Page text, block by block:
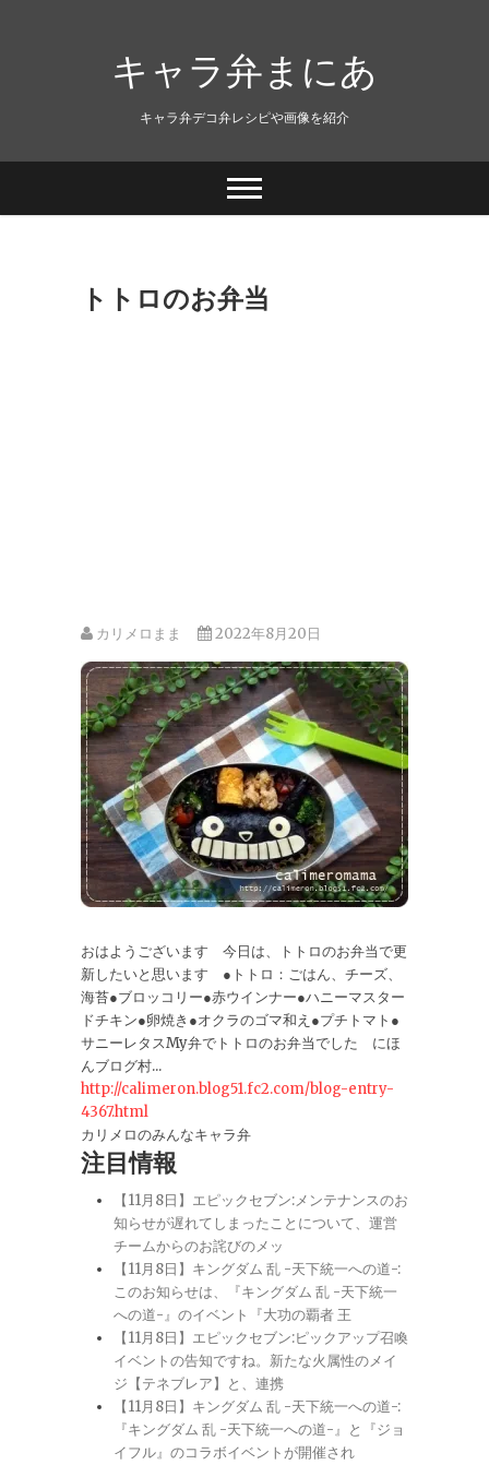
キャラ弁まにあ
キャラ弁デコ弁レシピや画像を紹介
トトロのお弁当
カリメロまま 2022年8月20日
おはようございます 今日は、トトロのお弁当で更
新したいと思います ●トトロ：ごはん、チーズ、
海苔●ブロッコリー●赤ウインナー●ハニーマスター
ドチキン●卵焼き●オクラのゴマ和え●プチトマト●
サニーレタスMy弁でトトロのお弁当でした にほ
んブログ村...
http://calimeron.blog51.fc2.com/blog-entry-
4367.html
カリメロのみんなキャラ弁
注目情報
【11月8日】エピックセブン:メンテナンスのお
知らせが遅れてしまったことについて、運営
チームからのお詫びのメッ
【11月8日】キングダム 乱 -天下統一への道-:
このお知らせは、『キングダム 乱 -天下統一
への道-』のイベント『大功の覇者 王
【11月8日】エピックセブン:ピックアップ召喚
イベントの告知ですね。新たな火属性のメイ
ジ【テネブレア】と、連携
【11月8日】キングダム 乱 -天下統一への道-:
『キングダム 乱 -天下統一への道-』と『ジョ
イフル』のコラボイベントが開催され